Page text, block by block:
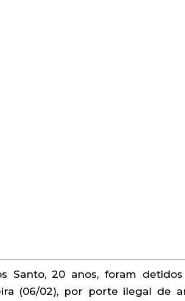
Santo, 20 anos, foram
(06/02), por porte ilegal de